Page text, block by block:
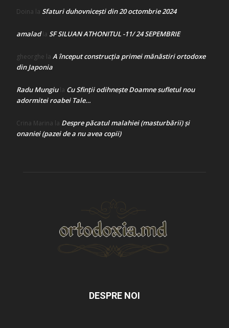
Doina la Sfaturi duhovnicești din 20 octombrie 2024
amaladla SF SILUAN ATHONITUL -11/ 24 SEPEMBRIE
gheorghe la A început construcţia primei mănăstiri ortodoxe
din Japonia
Radu Mungiula Cu Sfinții odihnește Doamne sufletul nou
adormitei roabei Tale…
Crina Marina la Despre păcatul malahiei (masturbării) şi
onaniei (pazei de a nu avea copii)
DESPRE NOI